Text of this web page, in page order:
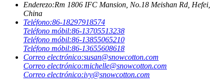
Enderezo:Rm 1806 IFC Mansion, No.18 Meishan Rd, Hefei,
China
Teléfono:86-18297918574
Teléfono móbil:86-13705513238
Teléfono móbil:86-13855065210
Teléfono móbil:86-13655608618
Correo electrónico:susan@snowcotton.com
Correo electrónico:michelle@snowcotton.com
Correo electrónico:ivy@snowcotton.com